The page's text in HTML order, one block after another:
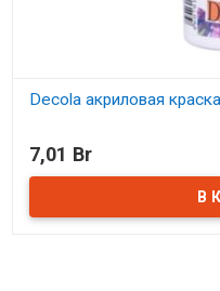
Decola акриловая
7,01 Br